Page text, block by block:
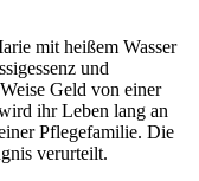
mit heißem Wasser
und
Geld von einer
ihr Leben lang an
Pflegefamilie. Die
verurteilt.